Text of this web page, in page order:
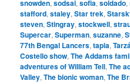
snowden,sodsai,sofia,soldado,
stafford,staley,Star trek,
steven,Stingray,stockwell,
Supercar,Superman,suzanne,
77th Bengal Lancers,tapia,
Costello show,The Addams
adventures of William Tell,The
Valley,The bionic woman,The